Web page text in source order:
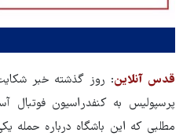
قدس آنلاین: روز گذشته خبر
پرسپولیس به کنفدراسیون فوتبال
مطلبی که این باشگاه درباره حمله